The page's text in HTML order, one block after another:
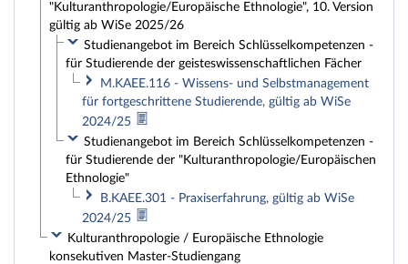
"Kulturanthropologie/Europäische Ethnologie", 10. Version
gültig ab WiSe 2025/26
Studienangebot im Bereich Schlüsselkompetenzen -
für Studierende der geisteswissenschaftlichen Fächer
M.KAEE.116 - Wissens- und Selbstmanagement
für fortgeschrittene Studierende, gültig ab WiSe
2024/25
Studienangebot im Bereich Schlüsselkompetenzen -
für Studierende der "Kulturanthropologie/Europäischen
Ethnologie"
B.KAEE.301 - Praxiserfahrung, gültig ab WiSe
2024/25
Kulturanthropologie / Europäische Ethnologie
konsekutiven Master-Studiengang